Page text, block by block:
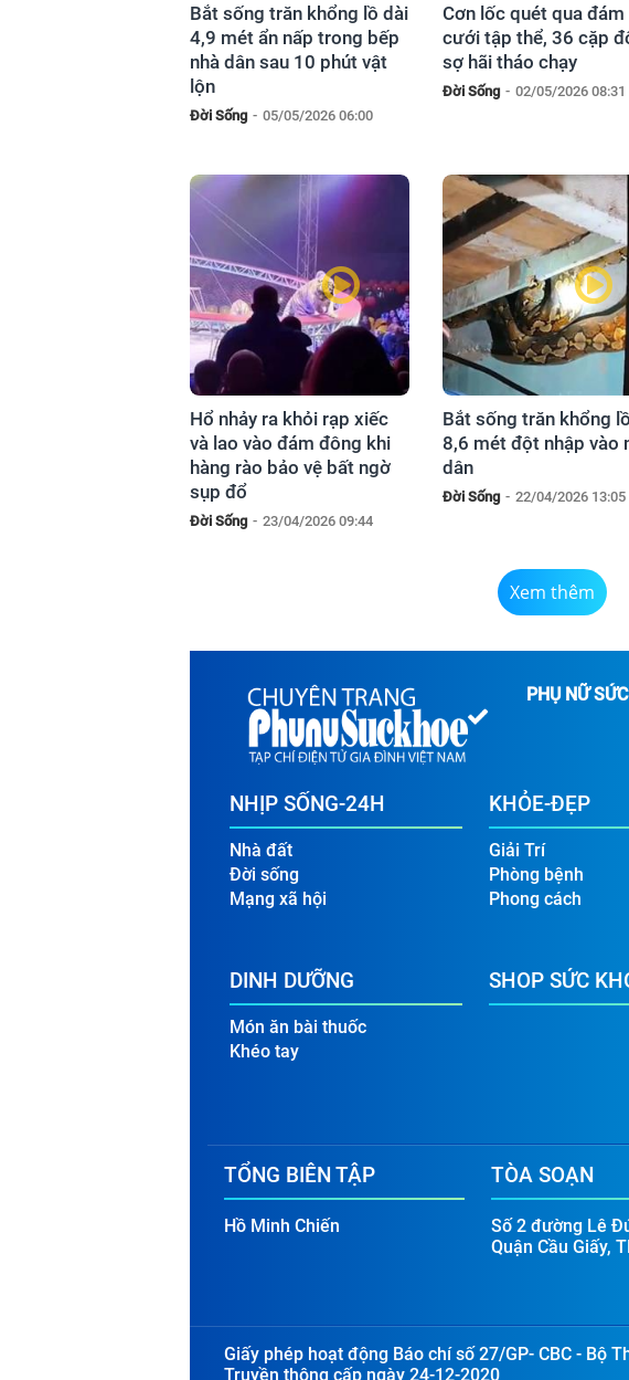
Bắt sống trăn khổng lồ dài
4,9 mét ẩn nấp trong bếp
nhà dân sau 10 phút vật
lộn
Đời Sống - 05/05/2026 06:00
Cơn lốc quét qua đám
cưới tập thể, 36 cặp
sợ hãi tháo chạy
Đời Sống - 02/05/2026 08:31
Hổ nhảy ra khỏi rạp xiếc
và lao vào đám đông khi
hàng rào bảo vệ bất ngờ
sụp đổ
Đời Sống - 23/04/2026 09:44
Bắt sống trăn khổng
8,6 mét đột nhập vào
dân
Đời Sống - 22/04/2026 13:05
Xem thêm
PHỤ NỮ
NHỊP SỐNG-24H
Nhà đất
Đời sống
Mạng xã hội
KHỎE-ĐẸP
Giải Trí
Phòng bệnh
Phong cách
DINH DƯỠNG
Món ăn bài thuốc
Khéo tay
SHOP SỨC
TỔNG BIÊN TẬP
Hồ Minh Chiến
TÒA SOẠN
Số 2 đường Lê
Quận Cầu Giấy,
Giấy phép hoạt động Báo chí số 27/GP- CBC - Bộ
Truyền thông cấp ngày 24-12-2020